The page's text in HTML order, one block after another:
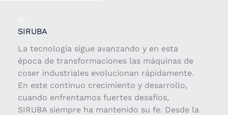
SIRUBA
La tecnología sigue avanzando y en esta
época de transformaciones las máquinas de
coser industriales evolucionan rápidamente.
En este continuo crecimiento y desarrollo,
cuando enfrentamos fuertes desafíos,
SIRUBA siempre ha mantenido su fe. Desde la